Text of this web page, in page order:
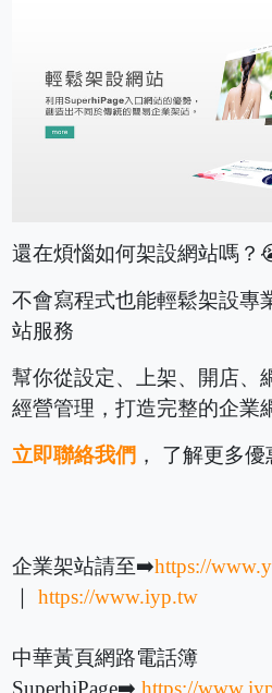
還在煩惱如何架設網站嗎？
不會寫程式也能輕鬆架設專
站服務
幫你從設定、上架、開店、
經營管理，打造完整的企業
立即聯絡我們 ， 了解更多優
企業架站請至➡️https://
｜https://www.iyp.tw
中華黃頁網路電話簿
SuperhiPage➡️https://